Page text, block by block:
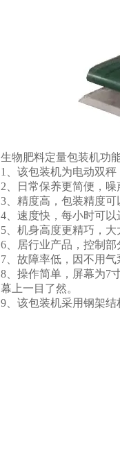
生物肥料定量包装机功
1、该包装机为电动双秤
2、日常保养更简便，
3、精度高，包装精度可
4、速度快，每小时可以
5、机身高度更精巧，
6、居行业产品，控制
7、故障率低，因不用
8、操作简单，屏幕为7
幕上一目了然。
9、该包装机采用钢架